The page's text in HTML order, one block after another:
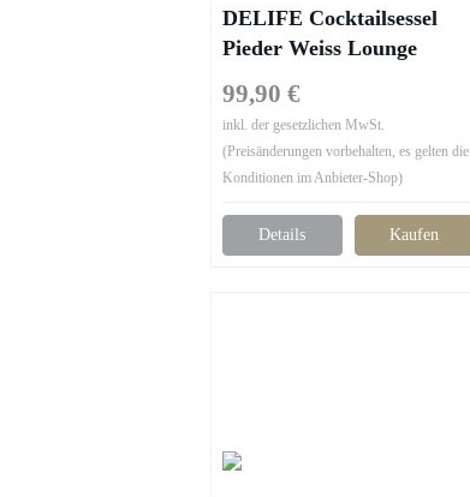
DELIFE Cocktailsessel
Pieder Weiss Lounge
Cocktailsessel
99,90 €
inkl. der gesetzlichen MwSt.
(Preisänderungen vorbehalten, es gelten die
Konditionen im Anbieter-Shop)
Details Kaufen